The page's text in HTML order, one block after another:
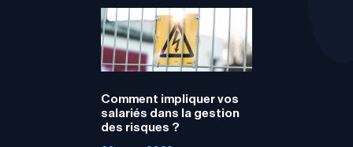
Comment impliquer vos
salariés dans la gestion
des risques ?